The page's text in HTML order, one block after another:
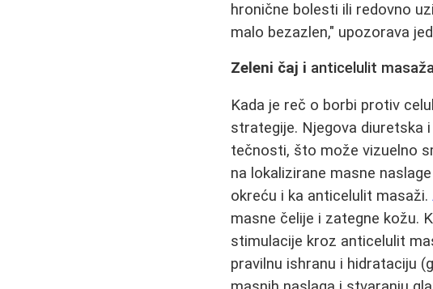
hronične bolesti ili redovno
malo bezazlen," upozorava
Zeleni čaj i anticelulit
Kada je reč o borbi protiv
strategije. Njegova diuretska
tečnosti, što može vizuelno
na lokalizirane masne
okreću i ka anticelulit masaži.
masne čelije i zategne kožu.
stimulacije kroz anticelulit
pravilnu ishranu i hidrataciju